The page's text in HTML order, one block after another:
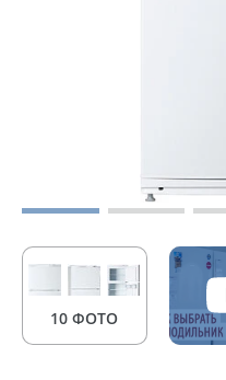
10 ФОТО